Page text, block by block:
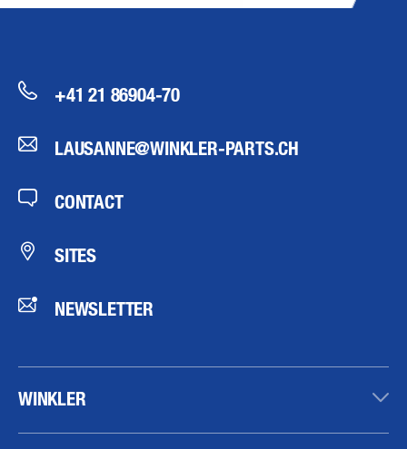
+41 21 86904-70
LAUSANNE@WINKLER-PARTS.CH
CONTACT
SITES
NEWSLETTER
WINKLER